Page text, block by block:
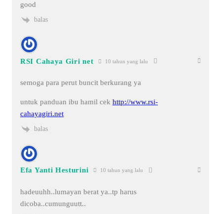
good
balas
RSI Cahaya Giri net 10 tahun yang lalu
semoga para perut buncit berkurang ya
untuk panduan ibu hamil cek http://www.rsi-
cahayagiri.net
balas
Efa Yanti Hesturini 10 tahun yang lalu
hadeuuhh..lumayan berat ya..tp harus
dicoba..cumunguutt..